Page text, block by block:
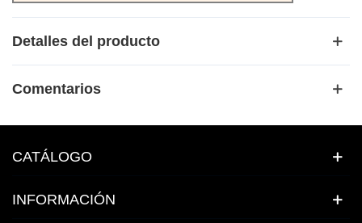
Detalles del producto
Comentarios
CATÁLOGO
INFORMACIÓN